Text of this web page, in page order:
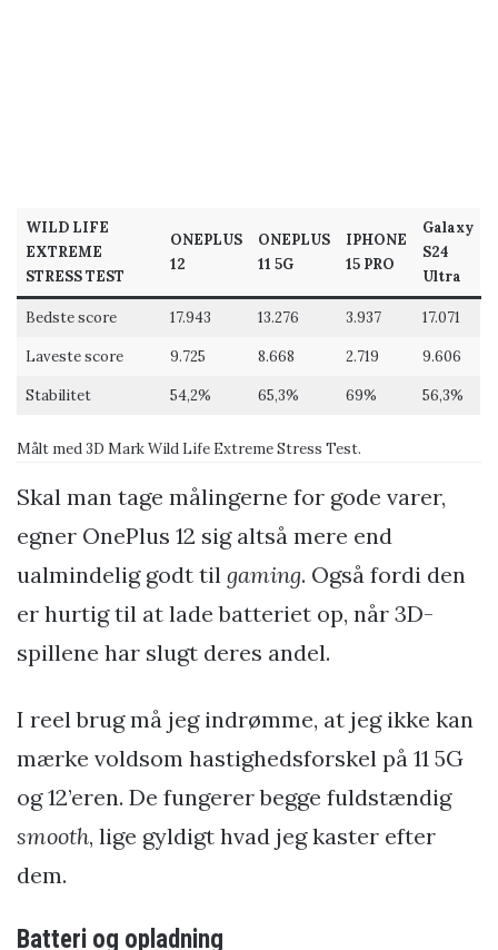
WILD LIFE
EXTREME
STRESS TEST
ONEPLUS
12
ONEPLUS
11 5G
IPHONE
15 PRO
Galaxy
S24
Ultra
Bedste score 17.943 13.276 3.937 17.071
Laveste score 9.725 8.668 2.719 9.606
Stabilitet 54,2% 65,3% 69% 56,3%
Målt med 3D Mark Wild Life Extreme Stress Test.
Skal man tage målingerne for gode varer,
egner OnePlus 12 sig altså mere end
ualmindelig godt til gaming. Også fordi den
er hurtig til at lade batteriet op, når 3D-
spillene har slugt deres andel.
I reel brug må jeg indrømme, at jeg ikke kan
mærke voldsom hastighedsforskel på 11 5G
og 12’eren. De fungerer begge fuldstændig
smooth, lige gyldigt hvad jeg kaster efter
dem.
Batteri og opladning